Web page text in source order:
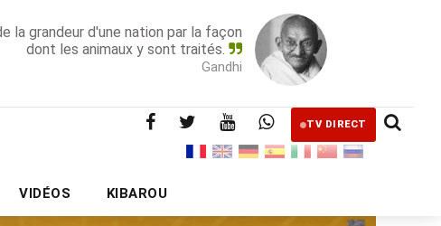
la grandeur d'une nation par la façon
dont les animaux y sont traités.
Gandhi
TV DIRECT
VIDÉOS KIBAROU